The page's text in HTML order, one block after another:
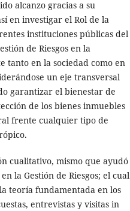
alcanzo gracias a su
en investigar el Rol de la
instituciones públicas del
de Riesgos en la
tanto en la sociedad como en
un eje transversal
garantizar el bienestar de
de los bienes inmuebles
frente cualquier tipo de
cualitativo, mismo que ayudó
la Gestión de Riesgos; el cual
teoría fundamentada en los
entrevistas y visitas in